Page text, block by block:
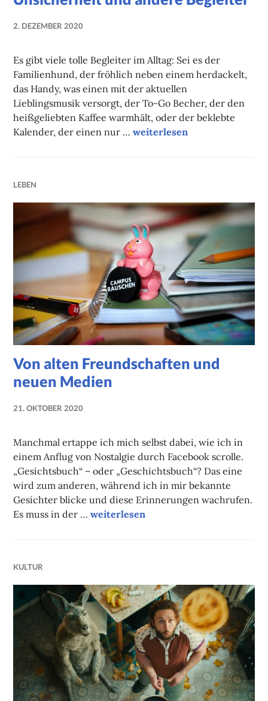
2. DEZEMBER 2020
Es gibt viele tolle Begleiter im Alltag: Sei es der
Familienhund, der fröhlich neben einem herdackelt,
das Handy, was einen mit der aktuellen
Lieblingsmusik versorgt, der To-Go Becher, der den
heißgeliebten Kaffee warmhält, oder der beklebte
Kalender, der einen nur …Unsicherheit und andere
weiterlesen
LEBEN
Von alten Freundschaften und
neuen Medien
21. OKTOBER 2020
Manchmal ertappe ich mich selbst dabei, wie ich in
einem Anflug von Nostalgie durch Facebook scrolle.
„Gesichtsbuch“ – oder „Geschichtsbuch“? Das eine
wird zum anderen, während ich in mir bekannte
Gesichter blicke und diese Erinnerungen wachrufen.
Es muss in der …Von alten Freundschaften und neuen
weiterlesen
KULTUR